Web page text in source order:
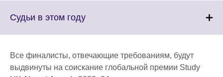
More
Судьи в этом годуClick
More
information
available.
Все финалисты, отвечающие требованиям, будут
выдвинуты на соискание глобальной премии Study